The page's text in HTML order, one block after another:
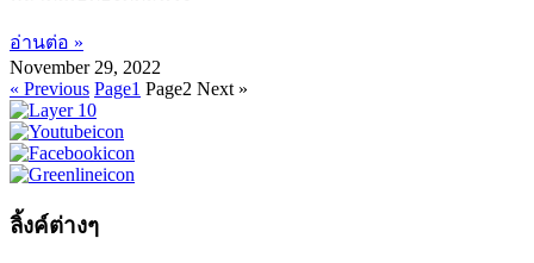
อ่านต่อ »
November 29, 2022
« Previous Page1 Page2 Next »
ลิ้งค์ต่างๆ